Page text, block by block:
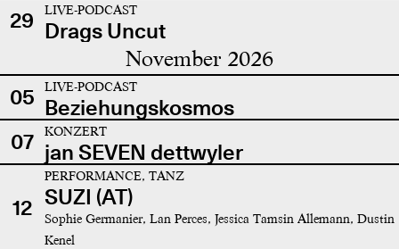
29
LIVE-PODCAST
Drags Uncut
November 2026
05 LIVE-PODCAST
Beziehungskosmos
07
KONZERT
jan SEVEN dettwyler
12
PERFORMANCE, TANZ
SUZI (AT)
Sophie Germanier, Lan Perces, Jessica Tamsin Allemann, Dustin
Kenel